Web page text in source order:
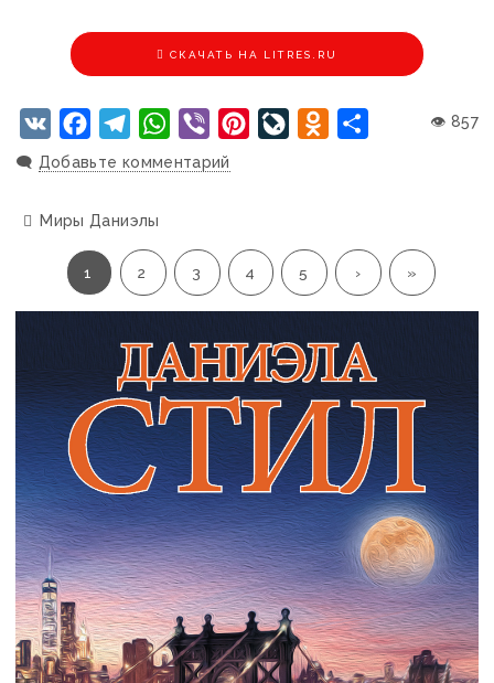
CКАЧАТЬ НА LITRES.RU
VK FacebookTelegramWhatsApp
Viber PinterestLiveJournalOdnoklassniki
Отправить
👁 857
🗨️ Добавьте комментарий
Миры Даниэлы
1 2 3 4 5 › »